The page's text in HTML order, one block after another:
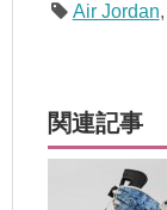
Air Jordan,
関連記事